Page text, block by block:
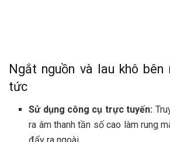
Ngắt nguồn và lau khô bên
tức
Sử dụng công cụ trực tuyến:
ra âm thanh tần số cao làm rung